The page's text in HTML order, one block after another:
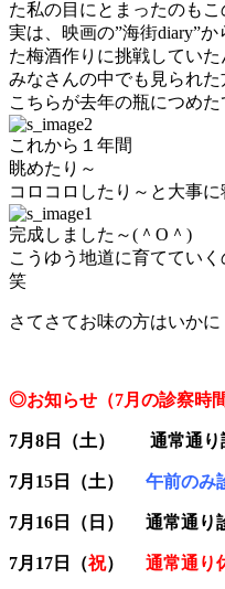
た私の目にとまったのもこ
実は、映画の”海街diary”
た梅酒作りに挑戦していた
みなさんの中でも見られ
こちらが去年の瓶につめた
これから１年間
眺めたり～
コロコロしたり～と大事
完成しました～(＾O＾)
こうゆう地道に育ててい
笑
さてさてお味の方はいかに
◎お知らせ（7月の診察時
7月8日（土） 通常通り
7月15日（土） 午前のみ
7月16日（日） 通常通り
7月17日（祝） 通常通り